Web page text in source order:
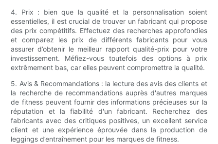
4. Prix : bien que la qualité et la personnalisation soient
essentielles, il est crucial de trouver un fabricant qui propose
des prix compétitifs. Effectuez des recherches approfondies
et comparez les prix de différents fabricants pour vous
assurer d’obtenir le meilleur rapport qualité-prix pour votre
investissement. Méfiez-vous toutefois des options à prix
extrêmement bas, car elles peuvent compromettre la qualité.
5. Avis & Recommandations : la lecture des avis des clients et
la recherche de recommandations auprès d'autres marques
de fitness peuvent fournir des informations précieuses sur la
réputation et la fiabilité d'un fabricant. Recherchez des
fabricants avec des critiques positives, un excellent service
client et une expérience éprouvée dans la production de
leggings d’entraînement pour les marques de fitness.